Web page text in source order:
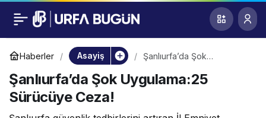
Haberler Asayiş
Şanlıurfa’da Şok
Ceza!
Şanlıurfa’da Şok Uygulama:25
Sürücüye Ceza!
Şanlıurfa’da Şok
Uygulama:25
Sürücüye Ceza!
0